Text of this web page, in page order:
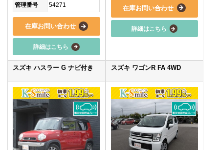
管理番号 54271
在庫お問い合わせ
詳細はこちら
在庫お問い合わせ
詳細はこちら
スズキ ハスラー G ナビ付き スズキ ワゴンR FA 4WD